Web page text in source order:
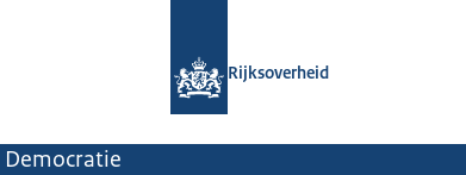
Rijksoverheid
Democratie